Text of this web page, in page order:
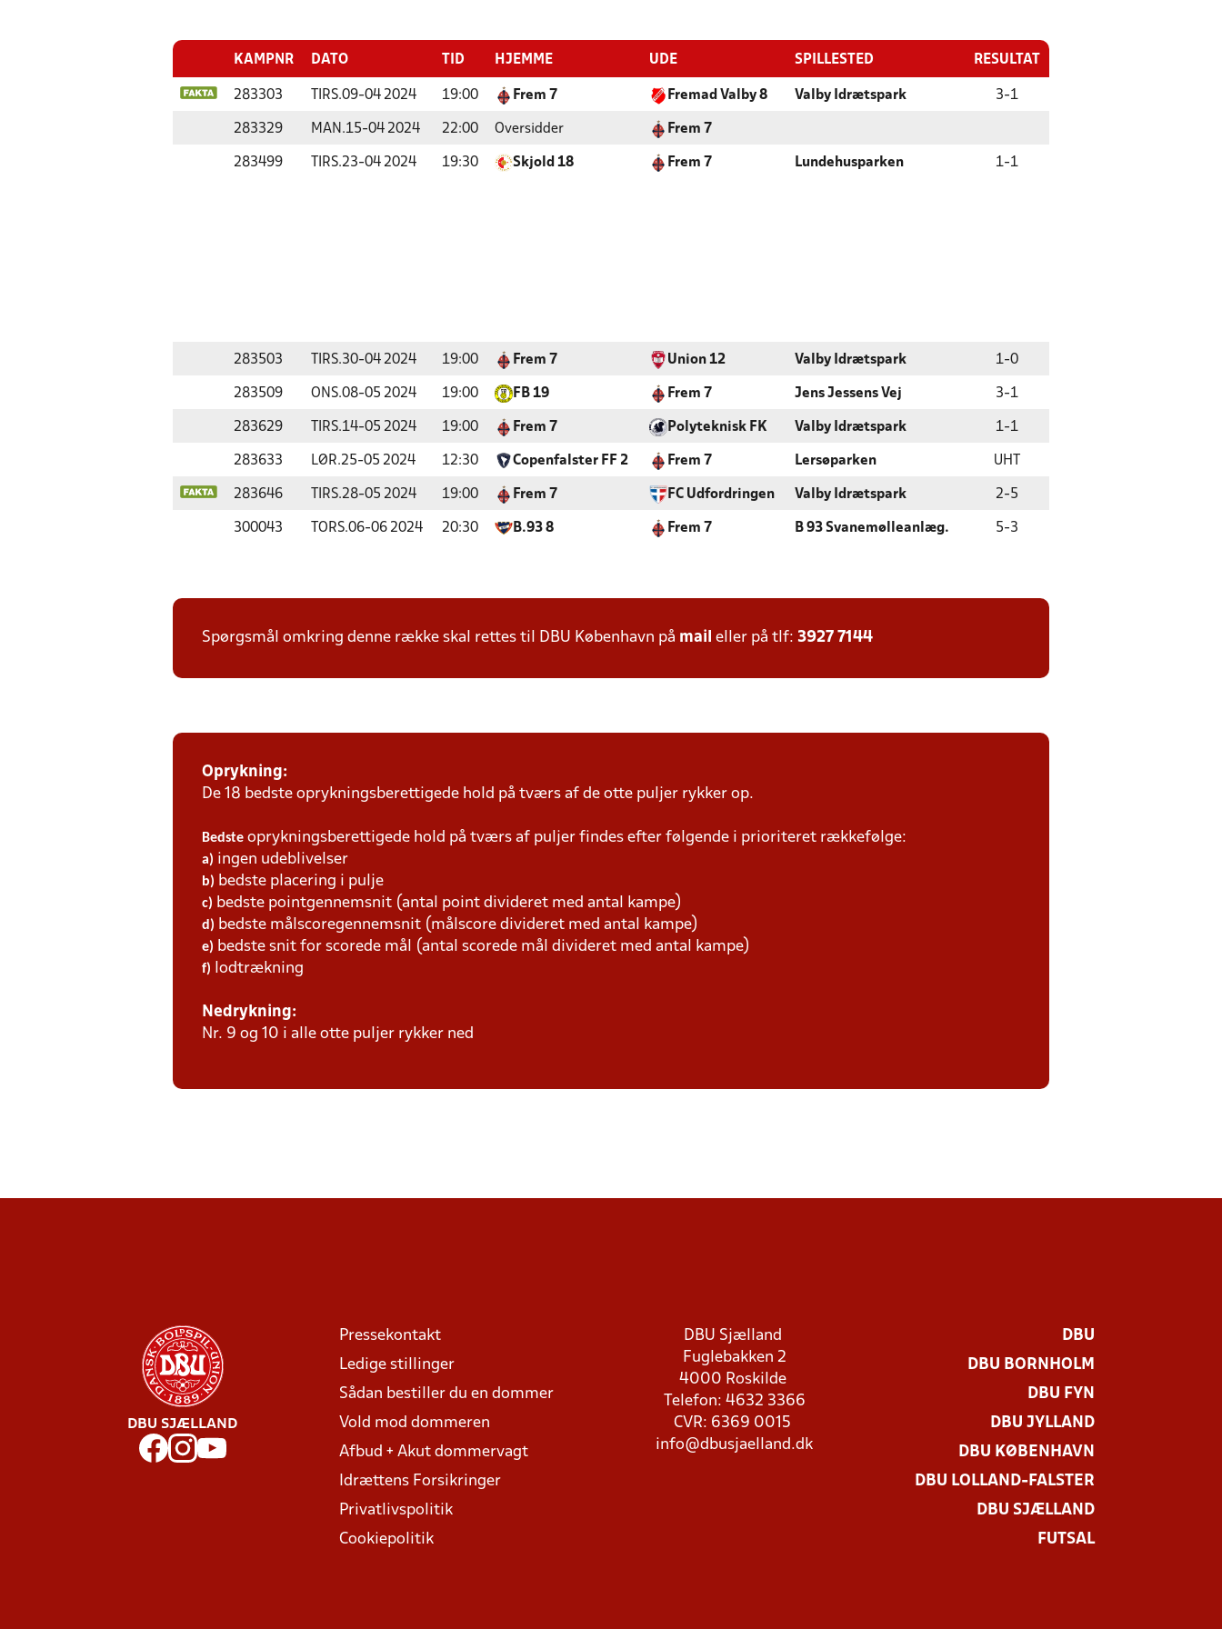
KAMPNR DATO TID HJEMME UDE SPILLESTED RESULTAT
283303 TIRS.09-04 2024 19:00 Frem 7 Fremad Valby 8 Valby Idrætspark 3-1
283329 MAN.15-04 2024 22:00 Oversidder Frem 7
283499 TIRS.23-04 2024 19:30 Skjold 18 Frem 7 Lundehusparken 1-1
283503 TIRS.30-04 2024 19:00 Frem 7 Union 12 Valby Idrætspark 1-0
283509 ONS.08-05 2024 19:00 FB 19 Frem 7 Jens Jessens Vej 3-1
283629 TIRS.14-05 2024 19:00 Frem 7 Polyteknisk FK Valby Idrætspark 1-1
283633 LØR.25-05 2024 12:30 Copenfalster FF 2 Frem 7 Lersøparken UHT
283646 TIRS.28-05 2024 19:00 Frem 7 FC Udfordringen Valby Idrætspark 2-5
300043 TORS.06-06 2024 20:30 B.93 8 Frem 7 B 93 Svanemølleanlæg. 5-3
Spørgsmål omkring denne række skal rettes til DBU København på mail eller på tlf: 3927 7144
Oprykning:
De 18 bedste oprykningsberettigede hold på tværs af de otte puljer rykker op.
Bedste oprykningsberettigede hold på tværs af puljer findes efter følgende i prioriteret rækkefølge:
a) ingen udeblivelser
b) bedste placering i pulje
c) bedste pointgennemsnit (antal point divideret med antal kampe)
d) bedste målscoregennemsnit (målscore divideret med antal kampe)
e) bedste snit for scorede mål (antal scorede mål divideret med antal kampe)
f) lodtrækning
Nedrykning:
Nr. 9 og 10 i alle otte puljer rykker ned
DBU SJÆLLAND
Pressekontakt
Ledige stillinger
Sådan bestiller du en dommer
Vold mod dommeren
Afbud + Akut dommervagt
Idrættens Forsikringer
Privatlivspolitik
Cookiepolitik
DBU Sjælland
Fuglebakken 2
4000 Roskilde
Telefon: 4632 3366
CVR: 6369 0015
info@dbusjaelland.dk
DBU
DBU BORNHOLM
DBU FYN
DBU JYLLAND
DBU KØBENHAVN
DBU LOLLAND-FALSTER
DBU SJÆLLAND
FUTSAL